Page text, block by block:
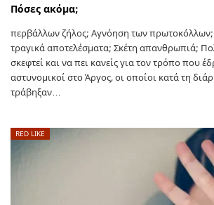
Πόσες ακόμα;
περβάλλων ζήλος; Αγνόηση των πρωτοκόλλων;
τραγικά αποτελέσματα; Σκέτη απανθρωπιά;
σκεφτεί και να πει κανείς για τον τρόπο που
αστυνομικοί στο Άργος, οι οποίοι κατά τη
τράβηξαν…
RED LIKE